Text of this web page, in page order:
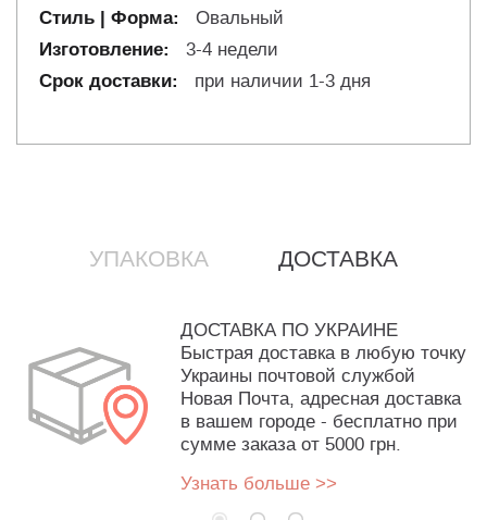
Овальный
3-4 недели
при наличии 1-3 дня
УПАКОВКА ДОСТАВКА
ДОСТАВКА ПО УКРАИНЕ
Быстрая доставка в любую точку
Украины почтовой службой
Новая Почта, адресная доставка
в вашем городе - бесплатно при
сумме заказа от 5000 грн.
Узнать больше >>